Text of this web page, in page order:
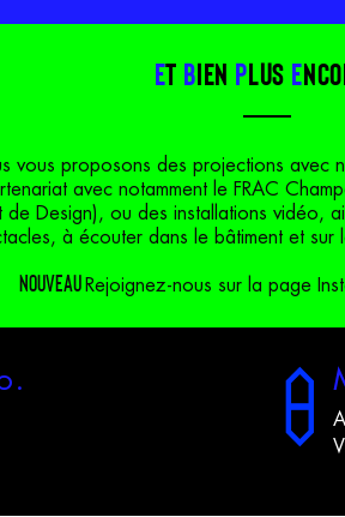
Et bien plus e
vous proposons des projections avec
avec notamment le FRAC
de Design), ou des installations vidéo,
à écouter dans le bâtiment et sur
NOUVEAU Rejoignez-nous sur la page